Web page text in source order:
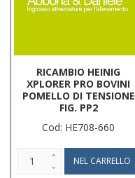
RICAMBIO HEINIG
XPLORER PRO BOVINI
POMELLO DI TENSIONE
FIG. PP2
Cod: HE708-660